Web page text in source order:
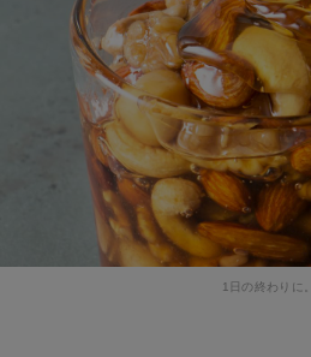
1日の終わりに。